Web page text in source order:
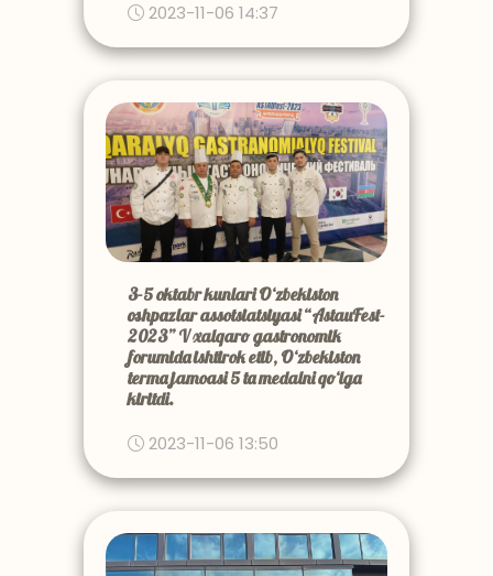
2023-11-06 14:37
3-5 oktabr kunlari O‘zbekiston
oshpazlar assotsiatsiyasi “AstauFest-
2023” V xalqaro gastronomik
forumida ishtirok etib, O‘zbekiston
terma jamoasi 5 ta medalni qo‘lga
kiritdi.
2023-11-06 13:50